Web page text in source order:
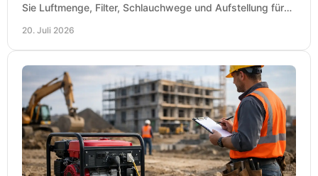
Sie Luftmenge, Filter, Schlauchwege und Aufstellung für
20. Juli 2026